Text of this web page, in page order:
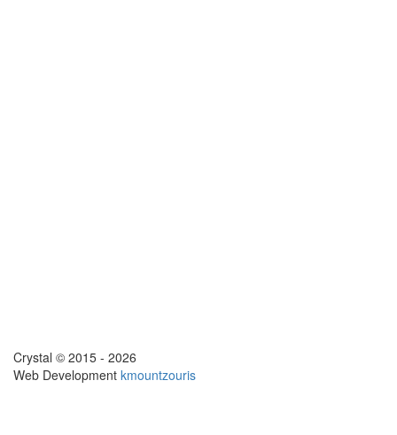
Crystal © 2015 - 2026
Web Development kmountzouris